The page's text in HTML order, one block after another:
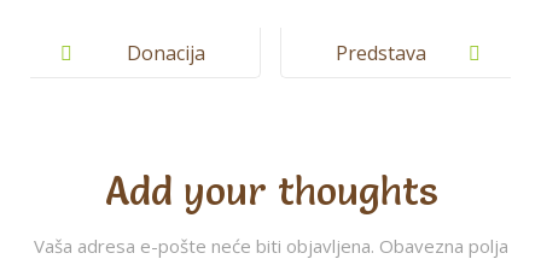
Donacija
Predstava
Add your thoughts
Vaša adresa e-pošte neće biti objavljena. Obavezna polja